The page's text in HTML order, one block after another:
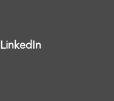
LinkedIn